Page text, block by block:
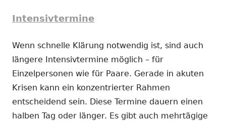
Intensivtermine
Wenn schnelle Klärung notwendig ist, sind auch
längere Intensivtermine möglich – für
Einzelpersonen wie für Paare. Gerade in akuten
Krisen kann ein konzentrierter Rahmen
entscheidend sein. Diese Termine dauern einen
halben Tag oder länger. Es gibt auch mehrtägige